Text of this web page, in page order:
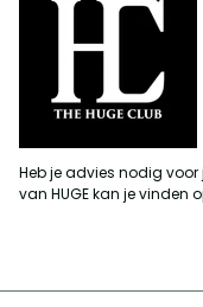
Heb je advies nodig
van HUGE kan je vinden